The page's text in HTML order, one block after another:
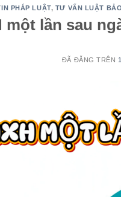
PHÁP LUẬT, TƯ VẤN LUẬT
một lần sau
ĐÃ ĐĂNG TRÊN